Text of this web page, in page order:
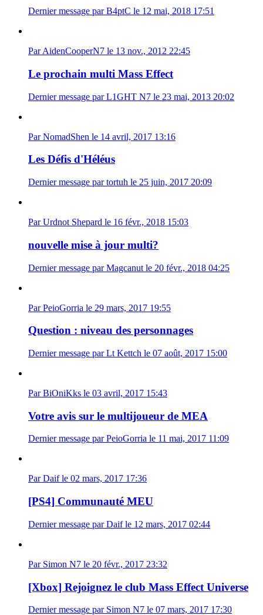
Dernier message par B4ptC le 12 mai, 2018 17:51
Par AidenCooperN7 le 13 nov., 2012 22:45
Le prochain multi Mass Effect
Dernier message par L1GHT N7 le 23 mai, 2013 20:02
Par NomadShen le 14 avril, 2017 13:16
Les Défis d'Héléus
Dernier message par tortuh le 25 juin, 2017 20:09
Par Urdnot Shepard le 16 févr., 2018 15:03
nouvelle mise à jour multi?
Dernier message par Magcanut le 20 févr., 2018 04:25
Par PeioGorria le 29 mars, 2017 19:55
Question : niveau des personnages
Dernier message par Lt Kettch le 07 août, 2017 15:00
Par BiOniKks le 03 avril, 2017 15:43
Votre avis sur le multijoueur de MEA
Dernier message par PeioGorria le 11 mai, 2017 11:09
Par Daif le 02 mars, 2017 17:36
[PS4] Communauté MEU
Dernier message par Daif le 12 mars, 2017 02:44
Par Simon N7 le 20 févr., 2017 23:32
[Xbox] Rejoignez le club Mass Effect Universe
Dernier message par Simon N7 le 07 mars, 2017 17:30